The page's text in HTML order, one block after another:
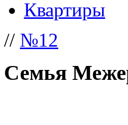
Квартиры
// №12
Семья